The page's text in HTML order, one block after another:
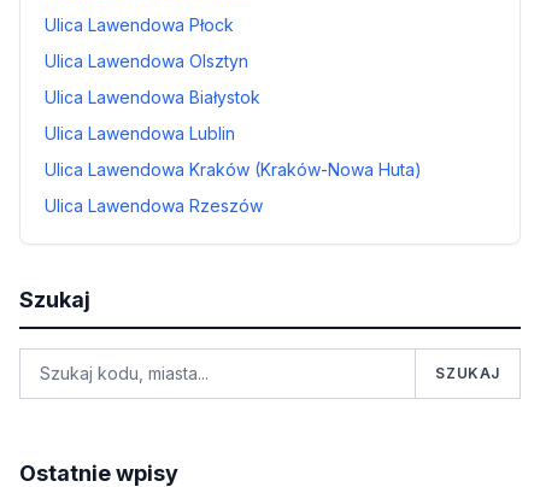
Ulica Lawendowa Płock
Ulica Lawendowa Olsztyn
Ulica Lawendowa Białystok
Ulica Lawendowa Lublin
Ulica Lawendowa Kraków (Kraków-Nowa Huta)
Ulica Lawendowa Rzeszów
Szukaj
SZUKAJ
Ostatnie wpisy